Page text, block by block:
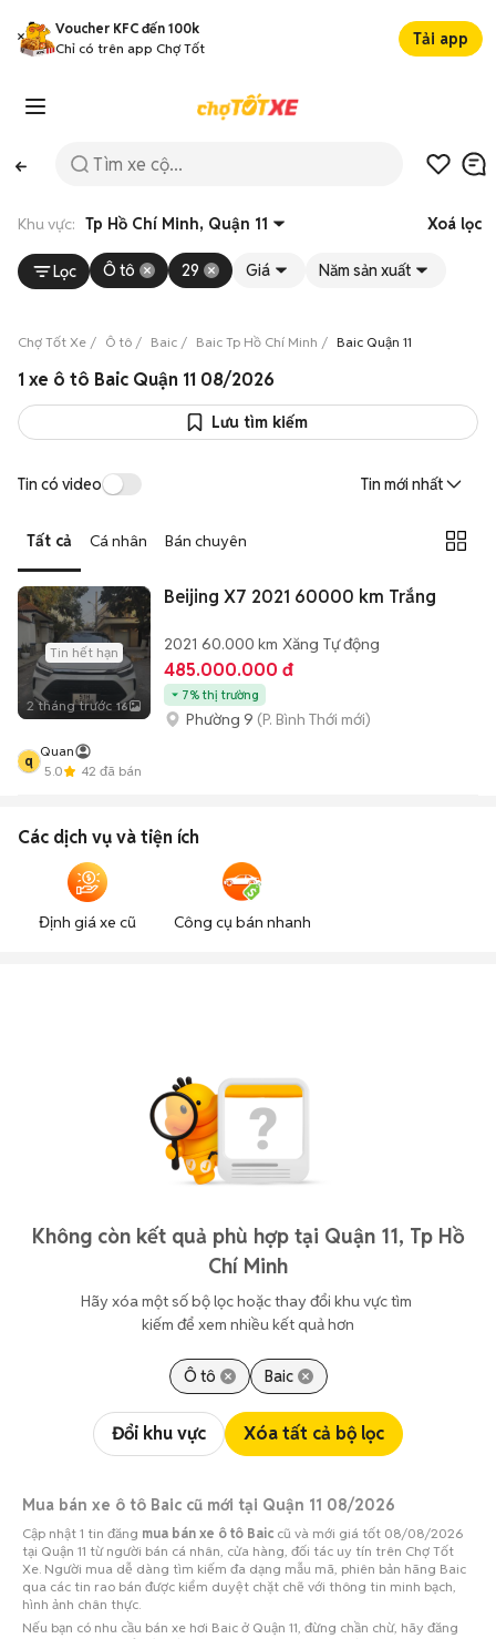
Voucher KFC đến 100k
Chỉ có trên app Chợ Tốt
Tải app
Khu vực: Tp Hồ Chí Minh, Quận 11 Xoá lọc
Lọc Ô tô 29 Giá Năm sản xuất
Chợ Tốt Xe Ô tô Baic Baic Tp Hồ Chí Minh Baic Quận 11
1 xe ô tô Baic Quận 11 08/2026
Lưu tìm kiếm
Tin có video Tin mới nhất
Tất cả Cá nhân Bán chuyên
Tin hết hạn
2 tháng trước 16
Beijing X7 2021 60000 km Trắng
2021 60.000 km Xăng Tự động
485.000.000 đ
7% thị trường
Phường 9 (P. Bình Thới mới)
q
Quan
5.0
42 đã bán
Các dịch vụ và tiện ích
Định giá xe cũ Công cụ bán nhanh
Không còn kết quả phù hợp tại Quận 11, Tp Hồ
Chí Minh
Hãy xóa một số bộ lọc hoặc thay đổi khu vực tìm
kiếm để xem nhiều kết quả hơn
Ô tô Baic
Đổi khu vực Xóa tất cả bộ lọc
Mua bán xe ô tô Baic cũ mới tại Quận 11 08/2026
Cập nhật 1 tin đăng mua bán xe ô tô Baic cũ và mới giá tốt 08/08/2026
tại Quận 11 từ người bán cá nhân, cửa hàng, đối tác uy tín trên Chợ Tốt
Xe. Người mua dễ dàng tìm kiếm đa dạng mẫu mã, phiên bản hãng Baic
qua các tin rao bán được kiểm duyệt chặt chẽ với thông tin minh bạch,
hình ảnh chân thực.
Nếu bạn có nhu cầu bán xe hơi Baic ở Quận 11, đừng chần chừ, hãy đăng